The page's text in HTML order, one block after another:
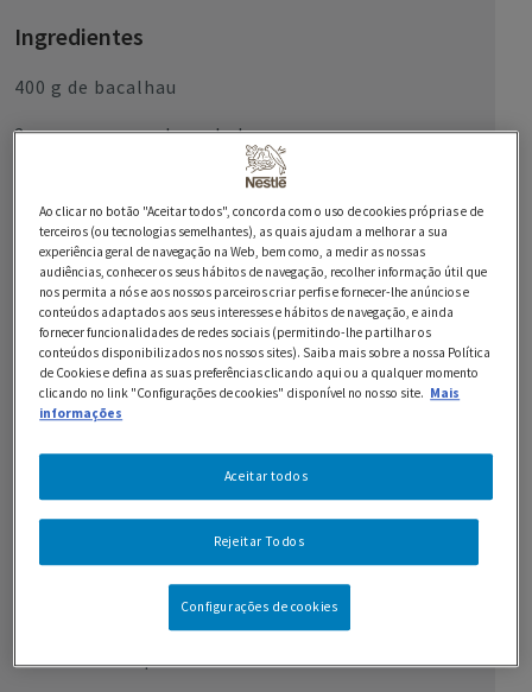
Ingredientes
400 g de bacalhau
2 cenouras grandes raladas
1 curgete
500 ml de água da cozedura do bacalhau
170 g de Leite em Pó NIDO
3 c. de sopa de manteiga
4 c. de sopa de farinha
2 bases redondas de massa folhada
azeite q.b.
sal q.b.
Ao clicar no botão "Aceitar todos", concorda com o uso de cookies próprias e de
terceiros (ou tecnologias semelhantes), as quais ajudam a melhorar a sua
experiência geral de navegação na Web, bem como, a medir as nossas
audiências, conhecer os seus hábitos de navegação, recolher informação útil que
nos permita a nós e aos nossos parceiros criar perfis e fornecer-lhe anúncios e
conteúdos adaptados aos seus interesses e hábitos de navegação, e ainda
fornecer funcionalidades de redes sociais (permitindo-lhe partilhar os
conteúdos disponibilizados nos nossos sites). Saiba mais sobre a nossa Política
de Cookies e defina as suas preferências clicando aqui ou a qualquer momento
clicando no link "Configurações de cookies" disponível no nosso site. Mais
informações
Rejeitar Todos
Aceitar todos
Configurações de cookies